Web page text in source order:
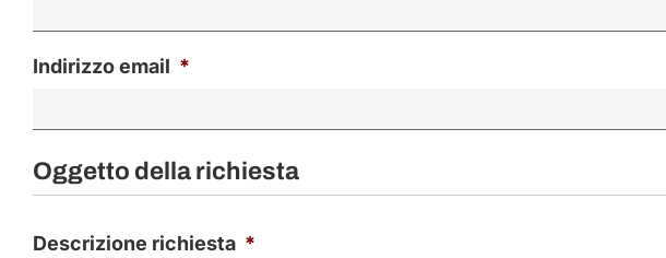
Indirizzo email *
Oggetto della richiesta
Descrizione richiesta *